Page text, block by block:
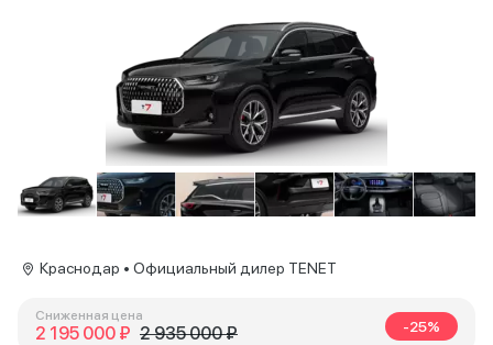
Краснодар • Официальный дилер TENET
Сниженная цена
2 195 000 ₽ 2 935 000 ₽ -25%